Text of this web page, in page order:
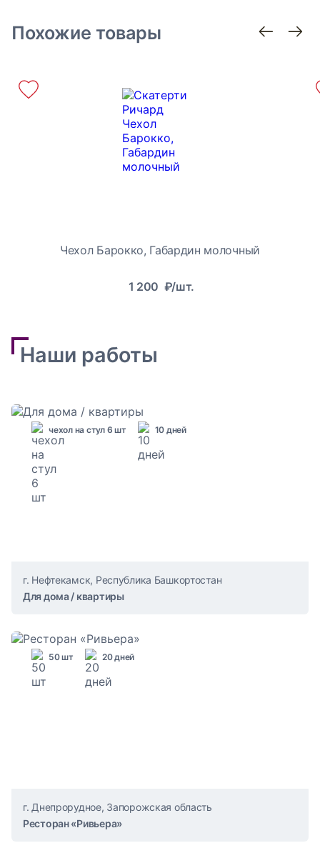
Похожие товары
Чехол Барокко, Габардин молочный
1 200 ₽/шт.
Наши работы
чехол на стул 6 шт 10 дней
г. Нефтекамск, Республика Башкортостан
Для дома / квартиры
50 шт 20 дней
г. Днепрорудное, Запорожская область
Ресторан «Ривьера»